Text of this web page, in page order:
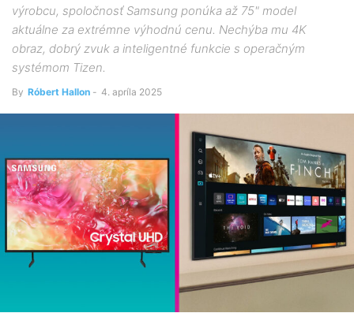
výrobcu, spoločnosť Samsung ponúka až 75" model
aktuálne za extrémne výhodnú cenu. Nechýba mu 4K
obraz, dobrý zvuk a inteligentné funkcie s operačným
systémom Tizen.
By Róbert Hallon - 4. apríla 2025